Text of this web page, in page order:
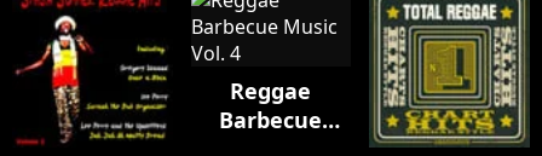
Reggae
Barbecue